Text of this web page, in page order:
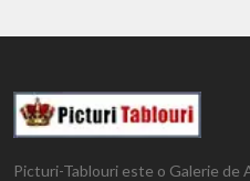
Picturi-Tablouri este o Galerie de